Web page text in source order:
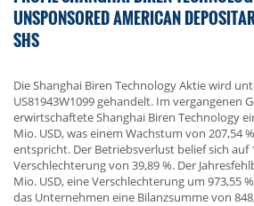
UNSPONSORED AMERICAN
SHS
Die Shanghai Biren Technology Aktie wird
US81943W1099 gehandelt. Im vergangenen
erwirtschaftete Shanghai Biren Technology
Mio. USD, was einem Wachstum von 207,54
entspricht. Der Betriebsverlust belief sich auf
Verschlechterung von 39,89 %. Der
Mio. USD, eine Verschlechterung um 973,55
das Unternehmen eine Bilanzsumme von